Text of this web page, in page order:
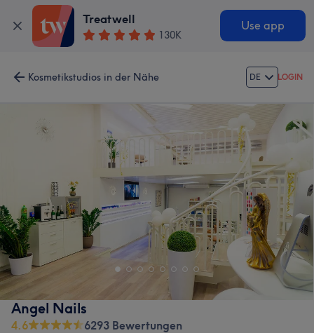
Treatwell
130K
Use app
Kosmetikstudios in der Nähe DE LOGIN
Angel Nails
4.6
6293 Bewertungen